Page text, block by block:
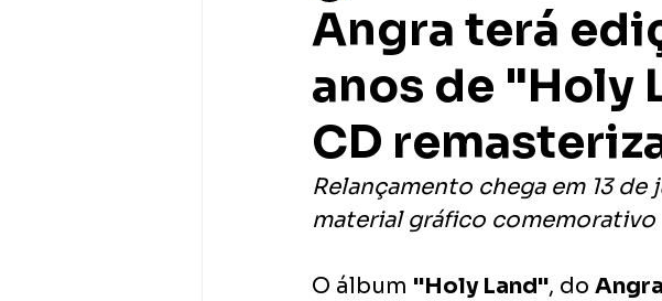
Angra terá
anos de "Holy
CD
Relançamento chega em 13
material gráfico comemorativo
O álbum "Holy Land", do Angra